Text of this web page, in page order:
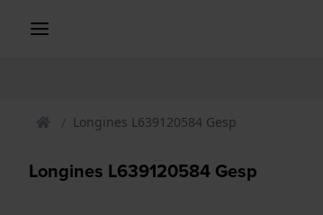
Longines L639120584 Gesp
Longines L639120584 Gesp